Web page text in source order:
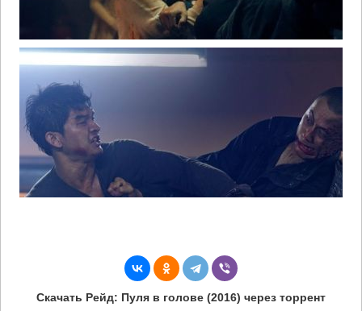
Скачать Рейд: Пуля в голове (2016) через торрент